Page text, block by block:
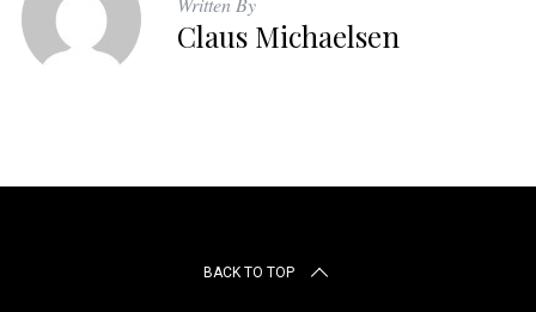
Claus Michaelsen
BACK TO TOP